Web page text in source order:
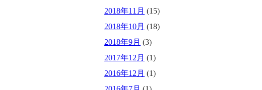
2018年11月 (15)
2018年10月 (18)
2018年9月 (3)
2017年12月 (1)
2016年12月 (1)